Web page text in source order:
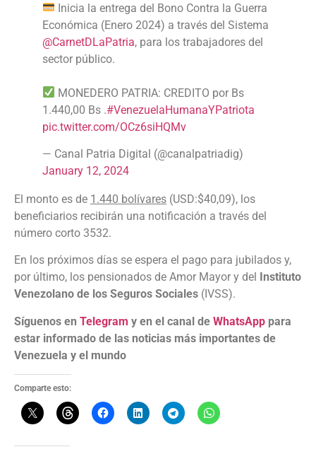
Inicia la entrega del Bono Contra la Guerra
Económica (Enero 2024) a través del Sistema
@CarnetDLaPatria, para los trabajadores del
sector público.
MONEDERO PATRIA: CREDITO por Bs
1.440,00 Bs .#VenezuelaHumanaYPatriota
pic.twitter.com/OCz6siHQMv
— Canal Patria Digital (@canalpatriadig)
January 12, 2024
El monto es de 1.440 bolívares (USD:$40,09), los
beneficiarios recibirán una notificación a través del
número corto 3532.
En los próximos días se espera el pago para jubilados y,
por último, los pensionados de Amor Mayor y del
Instituto
Venezolano de los Seguros Sociales (IVSS).
Síguenos en Telegram y en el canal de WhatsApp para
estar informado de las noticias más importantes de
Venezuela y el mundo
Comparte esto: